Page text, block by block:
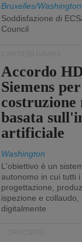
Bruxelles/Washington
Soddisfazione di
Council
Accordo
Siemens
costruzione
basata
artificiale
Washington
L'obiettivo è un
autonomo in cui tutti
progettazione,
ispezione e collaudo,
digitalmente